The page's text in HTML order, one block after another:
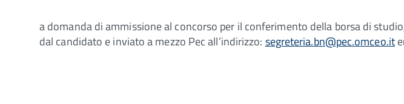
a domanda di ammissione al concorso per il conferimento della borsa di
dal candidato e inviato a mezzo Pec all’indirizzo: segreteria.bn@pec.omceo.it